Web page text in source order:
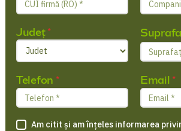
Județ *
Telefon * Email *
Am citit și am înțeles informarea